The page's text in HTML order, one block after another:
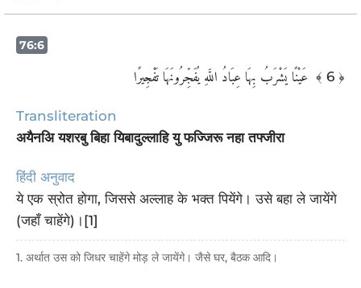
76:6
﴾ 6 ﴿
Transliteration
अयैनअि यशरबु बिहा यिबादुल्लाहि यु फज्जिरू नहा तफ्जीरा
हिंदी अनुवाद
ये एक स्रोत होगा, जिससे अल्लाह के भक्त पियेंगे। उसे बहा ले जायेंगे
(जहाँ चाहेंगे)।[1]
1. अर्थात उस को जिधर चाहेंगे मोड़ ले जायेंगे। जैसे घर, बैठक आदि।